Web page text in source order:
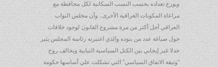
ويوزع تعداده بحسب النسب السكانية لكل محافظة مع
مراعاة المكونات العراقية الأخرى.. وأن مجلس النواب
العراقي أجل أكثر من مرة مشروع القانون لوجود خلافات
حول صياغة عدد من بنوده والذي اعتبرته رئاسة المجلس يثير
جدلا غير إيجابي بين الكتل السياسية النيابية ويخالف روح
“وثيقة الاتفاق السياسي” التي تشكلت علي أساسها حكومة